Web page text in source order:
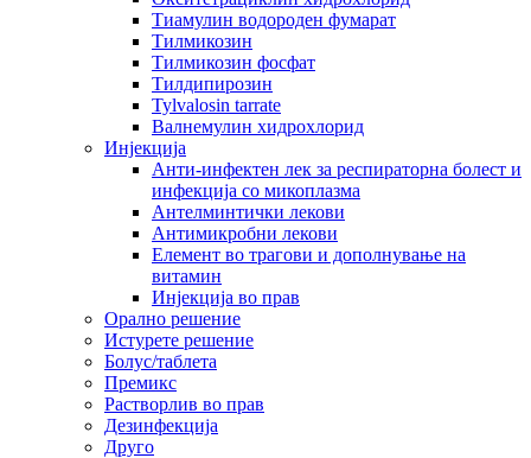
Тиамулин водороден фумарат
Тилмикозин
Тилмикозин фосфат
Тилдипирозин
Tylvalosin tarrate
Валнемулин хидрохлорид
Инјекција
Анти-инфектен лек за респираторна болест и
инфекција со микоплазма
Антелминтички лекови
Антимикробни лекови
Елемент во трагови и дополнување на
витамин
Инјекција во прав
Орално решение
Истурете решение
Болус/таблета
Премикс
Растворлив во прав
Дезинфекција
Друго